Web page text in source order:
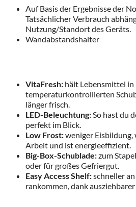
Auf Basis der Ergebnisse der
Tatsächlicher Verbrauch
Nutzung/Standort des Geräts.
Wandabstandshalter
VitaFresh: hält Lebensmittel
temperaturkontrollierten
länger frisch.
LED-Beleuchtung:So hast du
perfekt im Blick.
Low Frost:weniger
Arbeit und ist energieeffizient.
Big-Box-Schublade:zum
oder für großes Gefriergut.
Easy Access Shelf:schneller
rankommen, dank